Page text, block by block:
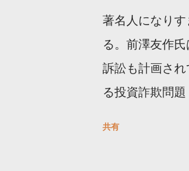
著名人になり
る。前澤友作
訴訟も計画さ
る投資詐欺問
共有